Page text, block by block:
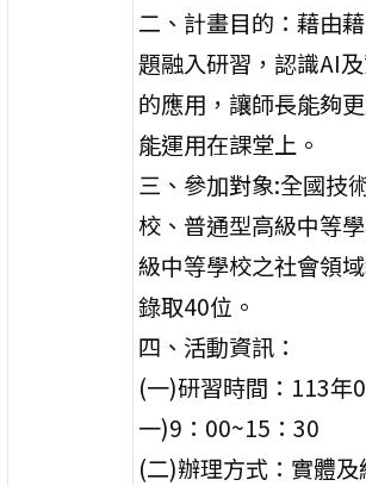
二、計畫目的：藉由
題融入研習，認識AI
的應用，讓師長能夠
能運用在課堂上。
三、參加對象:全國技
校、普通型高級中等
級中等學校之社會領
錄取40位。
四、活動資訊：
(一)研習時間：113年
一)9：00~15：30
(二)辦理方式：實體